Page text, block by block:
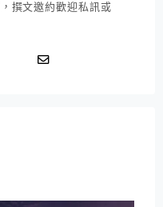
撰文邀約歡迎私訊或